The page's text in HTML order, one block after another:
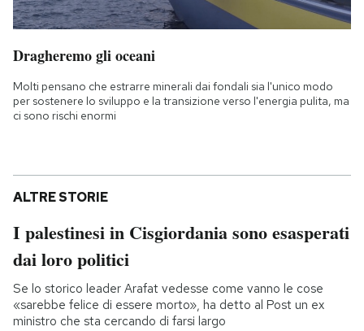
Dragheremo gli oceani
Molti pensano che estrarre minerali dai fondali sia l'unico modo
per sostenere lo sviluppo e la transizione verso l'energia pulita, ma
ci sono rischi enormi
ALTRE STORIE
I palestinesi in Cisgiordania sono esasperati
dai loro politici
Se lo storico leader Arafat vedesse come vanno le cose
«sarebbe felice di essere morto», ha detto al Post un ex
ministro che sta cercando di farsi largo